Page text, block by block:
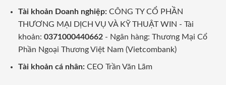
Tài khoản Doanh nghiệp:CÔNG TY CỔ PHẦN
THƯƠNG MẠI DỊCH VỤ VÀ KỸ THUẬT WIN - Tài
khoản: 0371000440662- Ngân hàng: Thương Mại Cổ
Phần Ngoại Thương Việt Nam (Vietcombank)
Tài khoản cá nhân: CEO Trần Văn Lãm